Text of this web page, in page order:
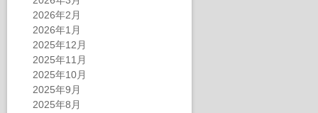
2026年2月
2026年1月
2025年12月
2025年11月
2025年10月
2025年9月
2025年8月